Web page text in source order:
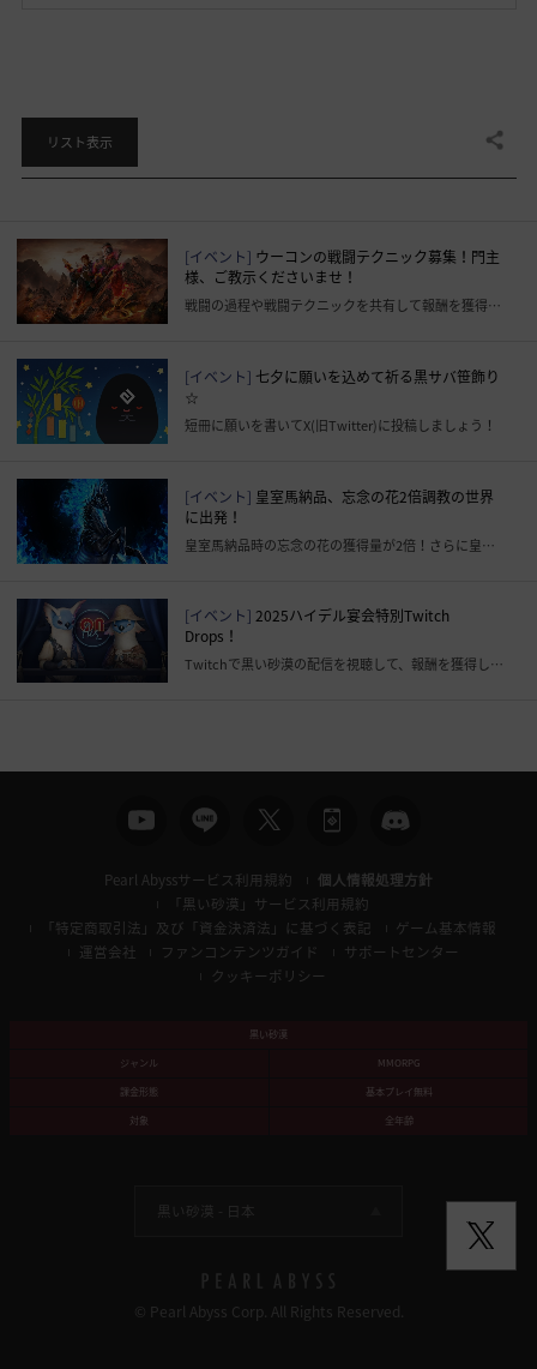
リスト表示 共有する
[イベント] ウーコンの戦闘テクニック募集！門主
様、ご教示くださいませ！
戦闘の過程や戦闘テクニックを共有して報酬を獲得しましょう！
[イベント] 七夕に願いを込めて祈る黒サバ笹飾り
☆
短冊に願いを書いてX(旧Twitter)に投稿しましょう！
[イベント] 皇室馬納品、忘念の花2倍調教の世界
に出発！
皇室馬納品時の忘念の花の獲得量が2倍！さらに皇室調教納品書も獲得できる！
[イベント] 2025ハイデル宴会特別Twitch
Drops！
Twitchで黒い砂漠の配信を視聴して、報酬を獲得しましょう！
Pearl Abyssサービス利用規約
個人情報処理方針
「黒い砂漠」サービス利用規約
「特定商取引法」及び「資金決済法」に基づく表記
ゲーム基本情報
運営会社
ファンコンテンツガイド
サポートセンター
クッキーポリシー
黒い砂漠
ジャンル
MMORPG
課金形態
基本プレイ無料
対象
全年齢
黒い砂漠 - 日本
© Pearl Abyss Corp. All Rights Reserved.